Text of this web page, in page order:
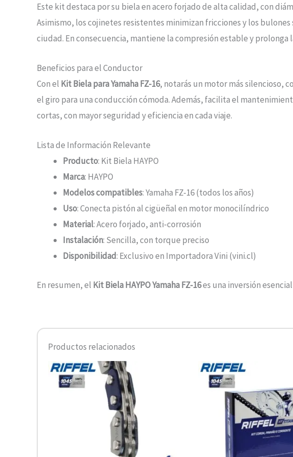
Este kit destaca por su biela en acero forjado de alta calidad, con
Asimismo, los cojinetes resistentes minimizan fricciones y los
ciudad. En consecuencia, mantiene la compresión estable y
Beneficios para el Conductor
Con el Kit Biela para Yamaha FZ-16, notarás un motor más silencioso,
el giro para una conducción cómoda. Además, facilita el
cortas, con mayor seguridad y eficiencia en cada viaje.
Lista de Información Relevante
Producto: Kit Biela HAYPO
Marca: HAYPO
Modelos compatibles: Yamaha FZ-16 (todos los años)
Uso: Conecta pistón al cigüeñal en motor monocilíndrico
Material: Acero forjado, anti-corrosión
Instalación: Sencilla, con torque preciso
Disponibilidad: Exclusivo en Importadora Vini (vini.cl)
En resumen, el Kit Biela HAYPO Yamaha FZ-16es una inversión
Productos relacionados